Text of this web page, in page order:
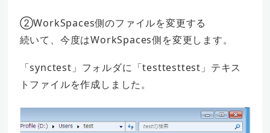
②WorkSpaces側のファイルを変更する
続いて、今度はWorkSpaces側を変更します。
「synctest」フォルダに「testtesttest」テキス
トファイルを作成しました。